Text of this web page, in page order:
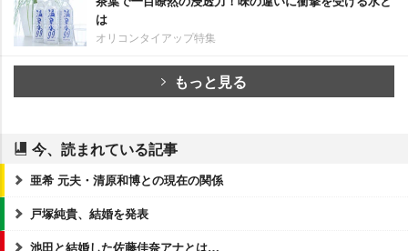
は
オリコンタイアップ特集
もっと見る
今、読まれている記事
亜希 元夫・清原和博との現在の関係
戸塚純貴、結婚を発表
池田と結婚した佐藤佳奈アナとは…